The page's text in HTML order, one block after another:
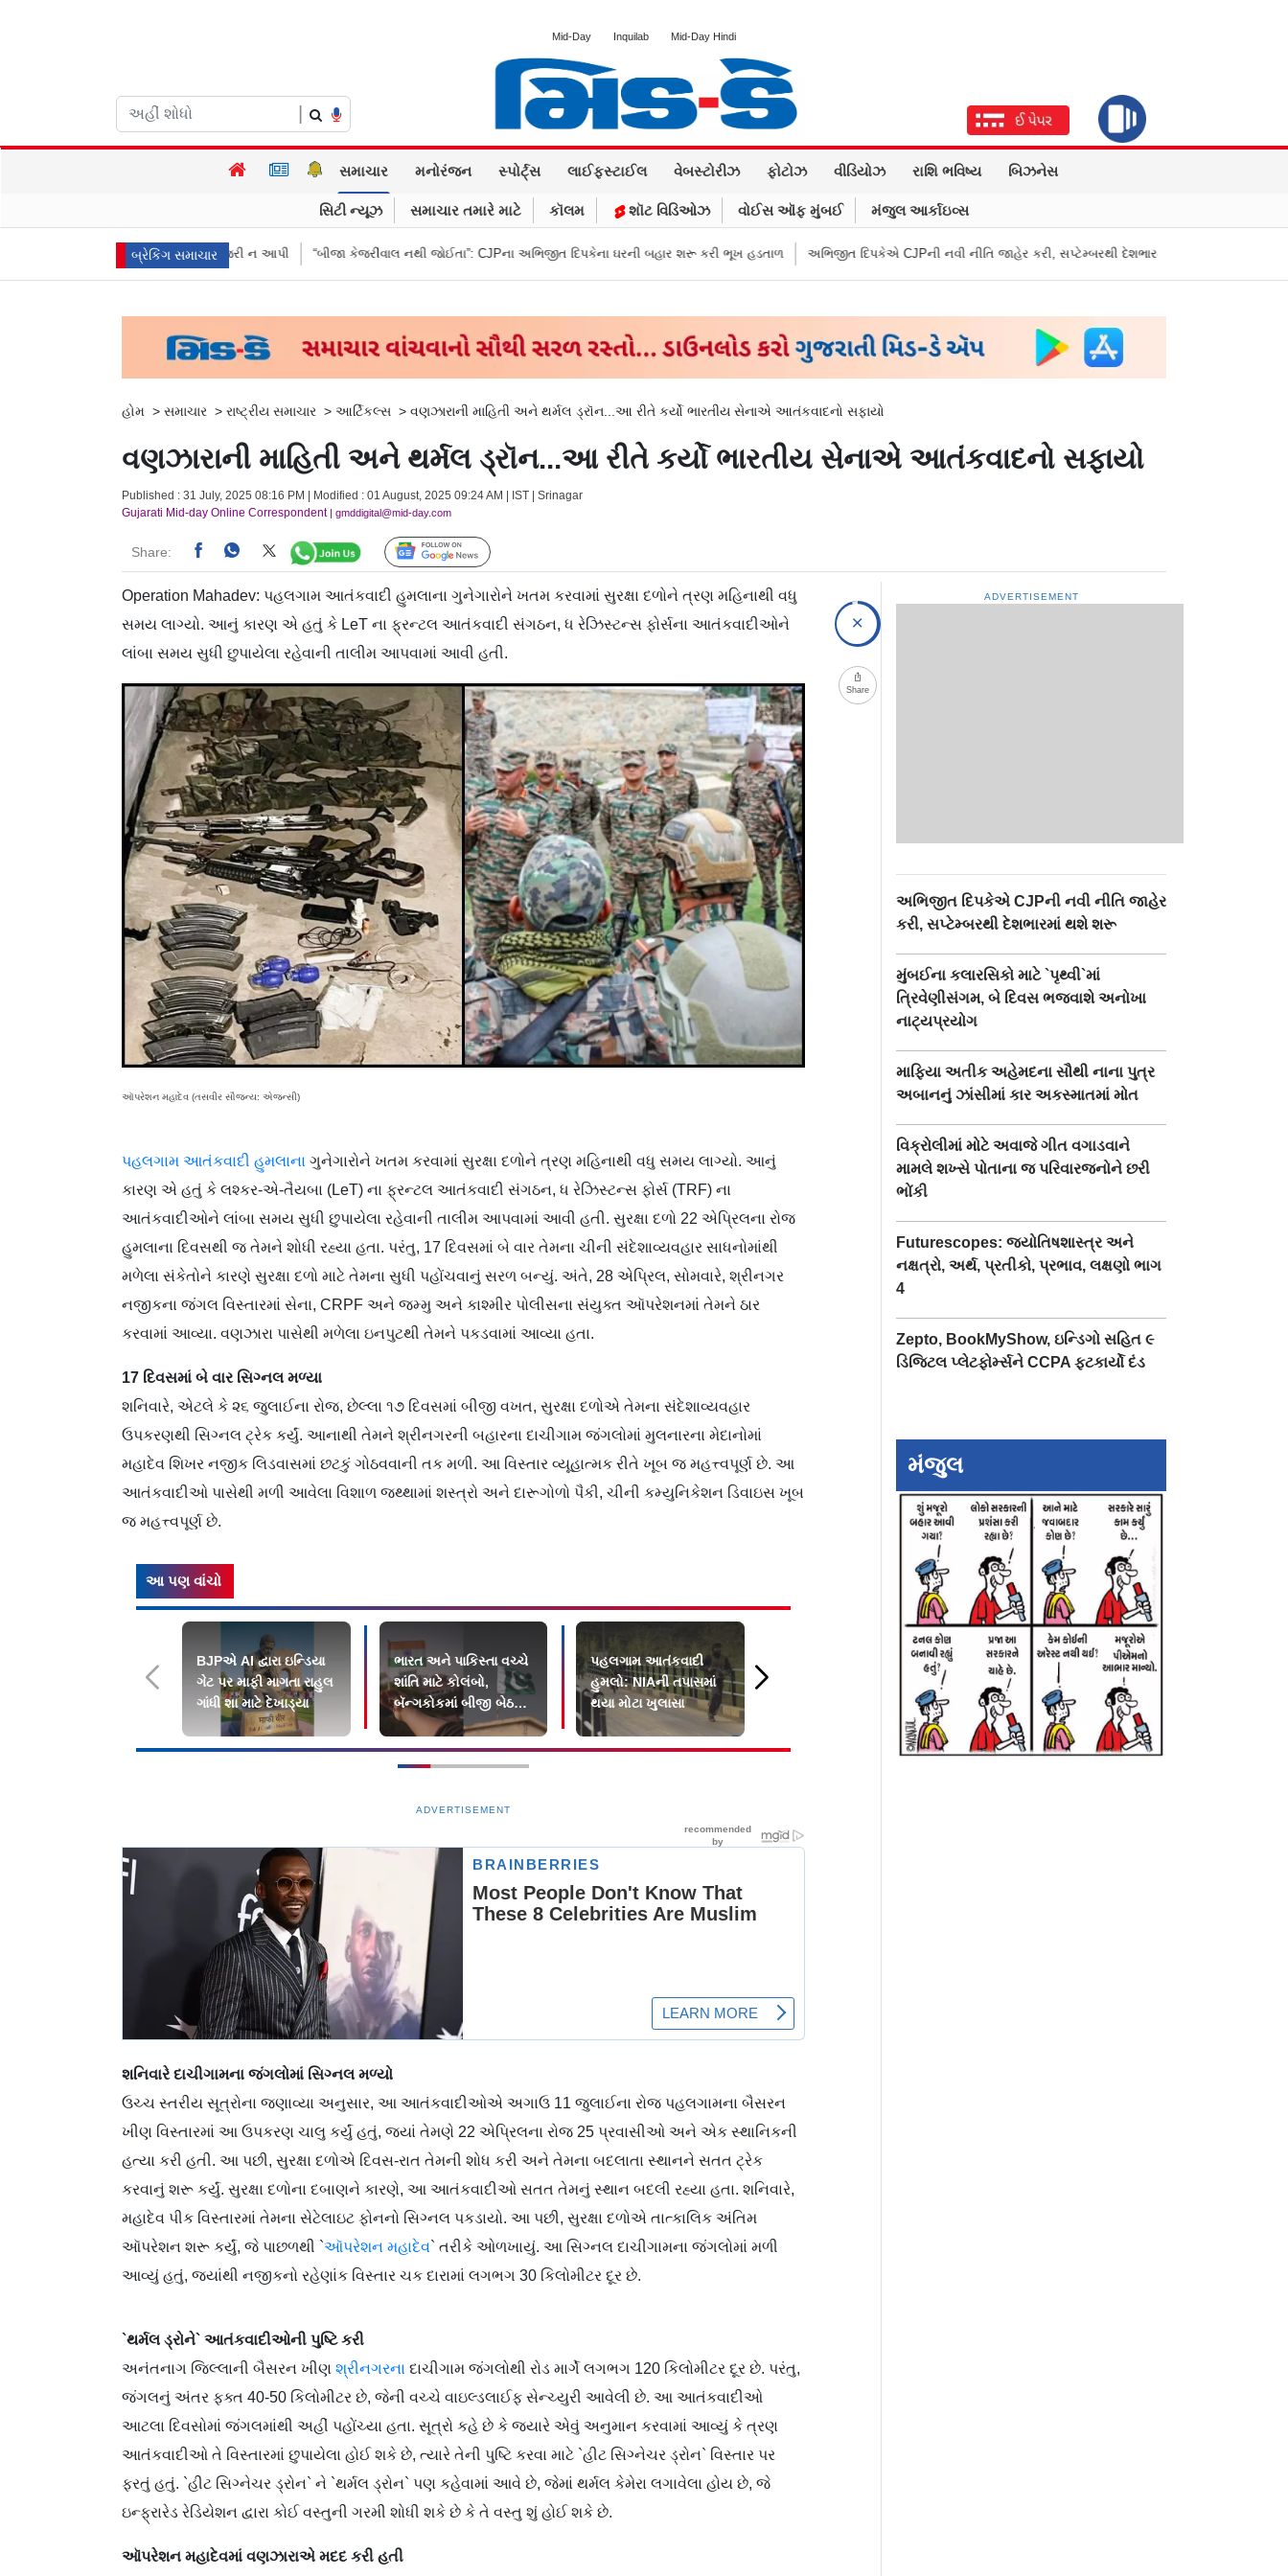
Mid-Day Inquilab Mid-Day Hindi
સમાચાર મનોરંજન સ્પોર્ટ્સ લાઈફસ્ટાઈલ વેબસ્ટોરીઝ ફોટોઝ વીડિયોઝ રાશિ ભવિષ્ય બિઝનેસ
સિટી ન્યૂઝ સમાચાર તમારે માટે કૉલમ શૉટ વિડિઓઝ વોઈસ ઑફ મુંબઈ મંજુલ આર્કાઇવ્સ
બ્રેકિંગ સમાચાર
પૈસા મોકલાવ્યા પણ હાજરી ન આપી “બીજા કેજરીવાલ નથી જોઈતા”: CJPના અભિજીત દિપકેના ઘરની બહાર શરૂ કરી ભૂખ હડતાળ અભિજીત દિપકેએ CJPની નવી નીતિ જાહેર કરી, સપ્ટેમ્બરથી દેશભારમાં થશે શરૂ તુકારામ મુંઢે On Fire:
હોમ > સમાચાર > રાષ્ટ્રીય સમાચાર > આર્ટિકલ્સ > વણઝારાની માહિતી અને થર્મલ ડ્રૉન...આ રીતે કર્યો ભારતીય સેનાએ આતંકવાદનો સફાયો
વણઝારાની માહિતી અને થર્મલ ડ્રૉન...આ રીતે કર્યો ભારતીય સેનાએ આતંકવાદનો સફાયો
Published : 31 July, 2025 08:16 PM | Modified : 01 August, 2025 09:24 AM | IST | Srinagar
Gujarati Mid-day Online Correspondent| gmddigital@mid-day.com
Share: Follow Us
Operation Mahadev: પહલગામ આતંકવાદી હુમલાના ગુનેગારોને ખતમ કરવામાં સુરક્ષા દળોને ત્રણ મહિનાથી વધુ
સમય લાગ્યો. આનું કારણ એ હતું કે LeT ના ફ્રન્ટલ આતંકવાદી સંગઠન, ધ રેઝિસ્ટન્સ ફોર્સના આતંકવાદીઓને
લાંબા સમય સુધી છુપાયેલા રહેવાની તાલીમ આપવામાં આવી હતી.
ઑપરેશન મહાદેવ (તસવીર સૌજન્ય: એજન્સી)
પહલગામ આતંકવાદી હુમલાના ગુનેગારોને ખતમ કરવામાં સુરક્ષા દળોને ત્રણ મહિનાથી વધુ સમય લાગ્યો. આનું
કારણ એ હતું કે લશ્કર-એ-તૈયબા (LeT) ના ફ્રન્ટલ આતંકવાદી સંગઠન, ધ રેઝિસ્ટન્સ ફોર્સ (TRF) ના
આતંકવાદીઓને લાંબા સમય સુધી છુપાયેલા રહેવાની તાલીમ આપવામાં આવી હતી. સુરક્ષા દળો 22 એપ્રિલના રોજ
હુમલાના દિવસથી જ તેમને શોધી રહ્યા હતા. પરંતુ, 17 દિવસમાં બે વાર તેમના ચીની સંદેશાવ્યવહાર સાધનોમાંથી
મળેલા સંકેતોને કારણે સુરક્ષા દળો માટે તેમના સુધી પહોંચવાનું સરળ બન્યું. અંતે, 28 એપ્રિલ, સોમવારે, શ્રીનગર
નજીકના જંગલ વિસ્તારમાં સેના, CRPF અને જમ્મુ અને કાશ્મીર પોલીસના સંયુક્ત ઑપરેશનમાં તેમને ઠાર
કરવામાં આવ્યા. વણઝારા પાસેથી મળેલા ઇનપુટથી તેમને પકડવામાં આવ્યા હતા.
17 દિવસમાં બે વાર સિગ્નલ મળ્યા
શનિવારે, એટલે કે ૨૬ જુલાઈના રોજ, છેલ્લા ૧૭ દિવસમાં બીજી વખત, સુરક્ષા દળોએ તેમના સંદેશાવ્યવહાર
ઉપકરણથી સિગ્નલ ટ્રેક કર્યું. આનાથી તેમને શ્રીનગરની બહારના દાચીગામ જંગલોમાં મુલનારના મેદાનોમાં
મહાદેવ શિખર નજીક લિડવાસમાં છટકું ગોઠવવાની તક મળી. આ વિસ્તાર વ્યૂહાત્મક રીતે ખૂબ જ મહત્ત્વપૂર્ણ છે. આ
આતંકવાદીઓ પાસેથી મળી આવેલા વિશાળ જથ્થામાં શસ્ત્રો અને દારૂગોળો પૈકી, ચીની કમ્યુનિકેશન ડિવાઇસ ખૂબ
જ મહત્ત્વપૂર્ણ છે.
આ પણ વાંચો
BJPએ AI દ્વારા ઇન્ડિયા
ગેટ પર માફી માગતા રાહુલ
ગાંધી શા માટે દેખાડ્યા
ભારત અને પાકિસ્તા વચ્ચે
શાંતિ માટે કોલંબો,
બૅન્ગકોકમાં બીજી બેઠક
યોજાઇ?
પહલગામ આતંકવાદી
હુમલો: NIAની તપાસમાં
થયા મોટા ખુલાસા
જવાનોનાં નામ પહેલી વાર
જંતર મંતર પર આતંકવાદી
હુમલાની શંકા, પેટ્રોલ
બૉમ્બ સાથે ચાર સગીર
સહિત 9ની ધરપકડ
ADVERTISEMENT
શનિવારે દાચીગામના જંગલોમાં સિગ્નલ મળ્યો
ઉચ્ચ સ્તરીય સૂત્રોના જણાવ્યા અનુસાર, આ આતંકવાદીઓએ અગાઉ 11 જુલાઈના રોજ પહલગામના બૈસરન
ખીણ વિસ્તારમાં આ ઉપકરણ ચાલુ કર્યું હતું, જ્યાં તેમણે 22 એપ્રિલના રોજ 25 પ્રવાસીઓ અને એક સ્થાનિકની
હત્યા કરી હતી. આ પછી, સુરક્ષા દળોએ દિવસ-રાત તેમની શોધ કરી અને તેમના બદલાતા સ્થાનને સતત ટ્રેક
કરવાનું શરૂ કર્યું. સુરક્ષા દળોના દબાણને કારણે, આ આતંકવાદીઓ સતત તેમનું સ્થાન બદલી રહ્યા હતા. શનિવારે,
મહાદેવ પીક વિસ્તારમાં તેમના સેટેલાઇટ ફોનનો સિગ્નલ પકડાયો. આ પછી, સુરક્ષા દળોએ તાત્કાલિક અંતિમ
ઑપરેશન શરૂ કર્યું, જે પાછળથી `ઑપરેશન મહાદેવ` તરીકે ઓળખાયું. આ સિગ્નલ દાચીગામના જંગલોમાં મળી
આવ્યું હતું, જ્યાંથી નજીકનો રહેણાંક વિસ્તાર ચક દારામાં લગભગ 30 કિલોમીટર દૂર છે.
`થર્મલ ડ્રોને` આતંકવાદીઓની પુષ્ટિ કરી
અનંતનાગ જિલ્લાની બૈસરન ખીણ શ્રીનગરના દાચીગામ જંગલોથી રોડ માર્ગે લગભગ 120 કિલોમીટર દૂર છે. પરંતુ,
જંગલનું અંતર ફક્ત 40-50 કિલોમીટર છે, જેની વચ્ચે વાઇલ્ડલાઈફ સેન્ચ્યુરી આવેલી છે. આ આતંકવાદીઓ
આટલા દિવસોમાં જંગલમાંથી અહીં પહોંચ્યા હતા. સૂત્રો કહે છે કે જ્યારે એવું અનુમાન કરવામાં આવ્યું કે ત્રણ
આતંકવાદીઓ તે વિસ્તારમાં છુપાયેલા હોઈ શકે છે, ત્યારે તેની પુષ્ટિ કરવા માટે `હીટ સિગ્નેચર ડ્રોન` વિસ્તાર પર
ફરતું હતું. `હીટ સિગ્નેચર ડ્રોન` ને `થર્મલ ડ્રોન` પણ કહેવામાં આવે છે, જેમાં થર્મલ કેમેરા લગાવેલા હોય છે, જે
ઇન્ફ્રારેડ રેડિયેશન દ્વારા કોઈ વસ્તુની ગરમી શોધી શકે છે કે તે વસ્તુ શું હોઈ શકે છે.
ઑપરેશન મહાદેવમાં વણઝારાએ મદદ કરી હતી
Share
ADVERTISEMENT
અભિજીત દિપકેએ CJPની નવી નીતિ જાહેર
કરી, સપ્ટેમ્બરથી દેશભારમાં થશે શરૂ
મુંબઈના કલારસિકો માટે `પૃથ્વી`માં
ત્રિવેણીસંગમ, બે દિવસ ભજવાશે અનોખા
નાટ્યપ્રયોગ
માફિયા અતીક અહેમદના સૌથી નાના પુત્ર
અબાનનું ઝાંસીમાં કાર અકસ્માતમાં મોત
વિક્રોલીમાં મોટે અવાજે ગીત વગાડવાને
મામલે શખ્સે પોતાના જ પરિવારજનોને છરી
ભોંકી
Futurescopes: જ્યોતિષશાસ્ત્ર અને
નક્ષત્રો, અર્થ, પ્રતીકો, પ્રભાવ, લક્ષણો ભાગ
4
Zepto, BookMyShow, ઇન્ડિગો સહિત ૯
ડિજિટલ પ્લેટફોર્મ્સને CCPA ફટકાર્યો દંડ
મંજુલ